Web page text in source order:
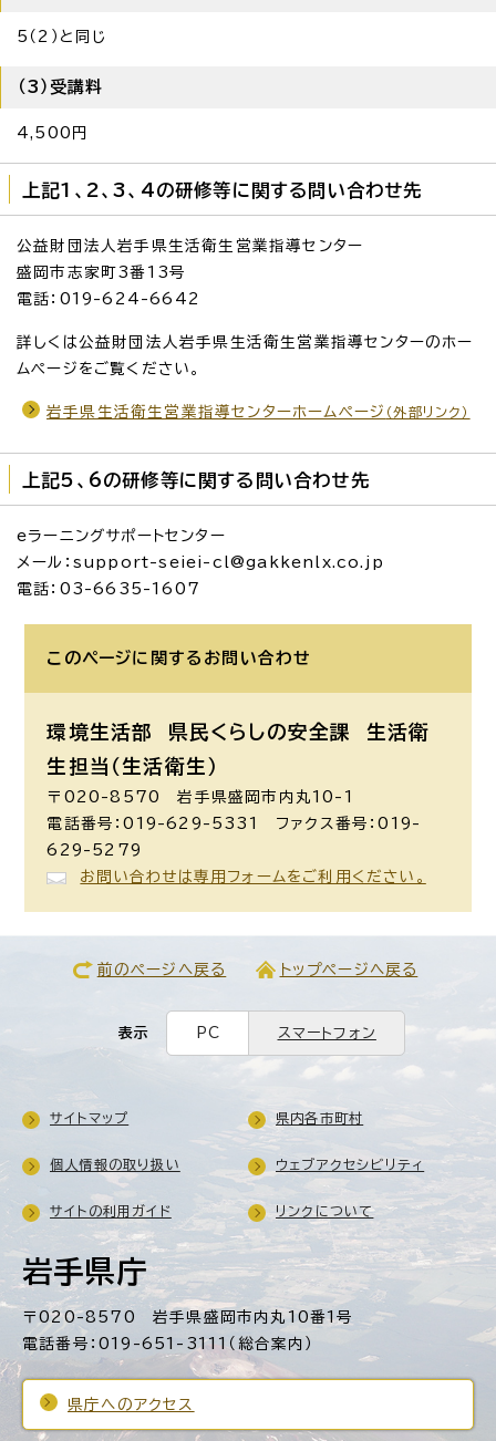
5（2）と同じ
（3）受講料
4,500円
上記1、2、3、4の研修等に関する問い合わせ先
公益財団法人岩手県生活衛生営業指導センター
盛岡市志家町3番13号
電話：019-624-6642
詳しくは公益財団法人岩手県生活衛生営業指導センターのホー
ムページをご覧ください。
岩手県生活衛生営業指導センターホームページ （外部リンク）
上記5、6の研修等に関する問い合わせ先
eラーニングサポートセンター
メール：support-seiei-cl@gakkenlx.co.jp
電話：03-6635-1607
このページに関する お問い合わせ
環境生活部 県民くらしの安全課
生活衛
生担当（生活衛生）
〒020-8570 岩手県盛岡市内丸10-1
電話番号：019-629-5331 ファクス番号：019-
629-5279
お問い合わせは専用フォームをご利用ください。
前のページへ戻る トップページへ戻る
表示 PC スマートフォン
岩手県庁
〒020-8570 岩手県盛岡市内丸10番1号
電話番号：019-651-3111（総合案内）
県庁へのアクセス
サイトマップ 県内各市町村
個人情報の取り扱い ウェブアクセシビリティ
サイトの利用ガイド リンクについて